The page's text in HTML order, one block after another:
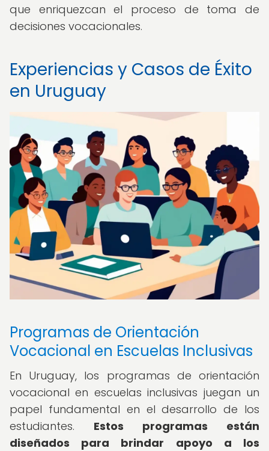
que enriquezcan el proceso de toma de
decisiones vocacionales.
Experiencias y Casos de Éxito
en Uruguay
Programas de Orientación
Vocacional en Escuelas Inclusivas
En Uruguay, los programas de orientación
vocacional en escuelas inclusivas juegan un
papel fundamental en el desarrollo de los
estudiantes. Estos programas están
diseñados para brindar apoyo a los